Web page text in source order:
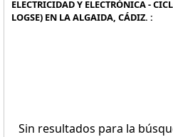
ELECTRICIDAD Y ELECTRÓNICA -
LOGSE) EN LA ALGAIDA, CÁDIZ. :
Sin resultados para la